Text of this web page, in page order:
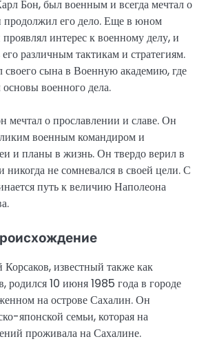
Бон, был военным и всегда мечтал о
продолжил его дело. Еще в юном
интерес к военному делу, и
его различным тактикам и стратегиям.
своего сына в Военную академию, где
военного дела.
мечтал о прославлении и славе. Он
военным командиром и
и планы в жизнь. Он твердо верил в
никогда не сомневался в своей цели. С
путь к величию Наполеона
известный также как
родился 10 июня 1985 года в городе
на острове Сахалин. Он
японской семьи, которая на
проживала на Сахалине.